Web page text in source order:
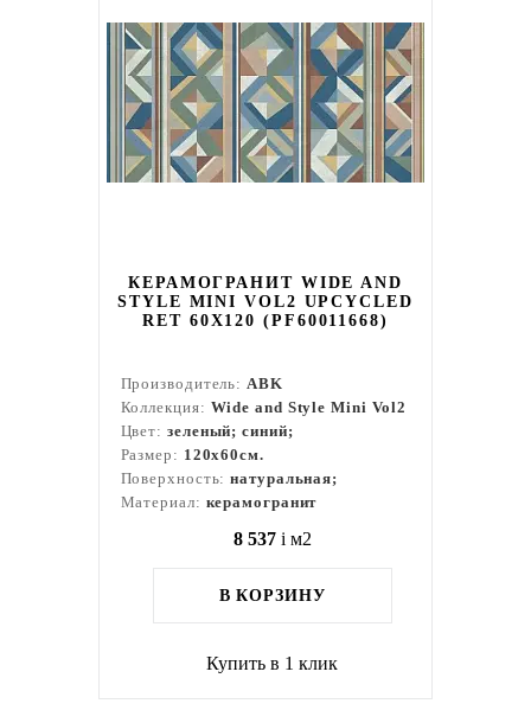
КЕРАМОГРАНИТ WIDE AND
STYLE MINI VOL2 UPCYCLED
RET 60Х120 (PF60011668)
Производитель:ABK
Коллекция: Wide and Style Mini Vol2
Цвет: зеленый; синий;
Размер: 120x60см.
Поверхность:натуральная;
Материал: керамогранит
8 537 i м2
В КОРЗИНУ
Купить в 1 клик